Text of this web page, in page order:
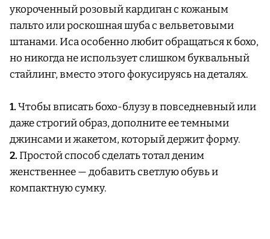
укороченный розовый кардиган с кожаным
пальто или роскошная шуба с вельветовыми
штанами. Иса особенно любит обращаться к бохо,
но никогда не использует слишком буквальный
стайлинг, вместо этого фокусируясь на деталях.
1.Чтобы вписать бохо-блузу в повседневный или
даже строгий образ, дополните ее темными
джинсами и жакетом, который держит форму.
2.Простой способ сделать тотал деним
женственнее — добавить светлую обувь и
компактную сумку.